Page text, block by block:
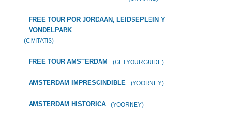
FREE TOUR POR JORDAAN, LEIDSEPLEIN Y
VONDELPARK
(CIVITATIS)
FREE TOUR AMSTERDAM (GETYOURGUIDE)
AMSTERDAM IMPRESCINDIBLE (YOORNEY)
AMSTERDAM HISTORICA (YOORNEY)